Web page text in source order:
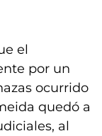
el
por un
ocurrido
quedó a
al